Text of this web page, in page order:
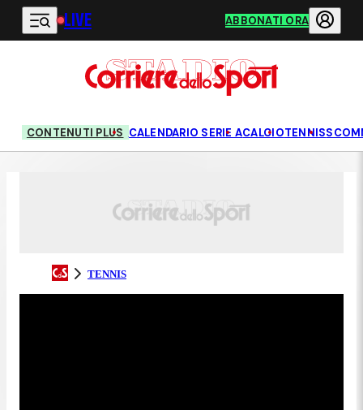
Vai al contenuto principale
LIVE ABBONATI ORA
CONTENUTI PLUS CALENDARIO SERIE ACALCIOTENNIS
TENNIS